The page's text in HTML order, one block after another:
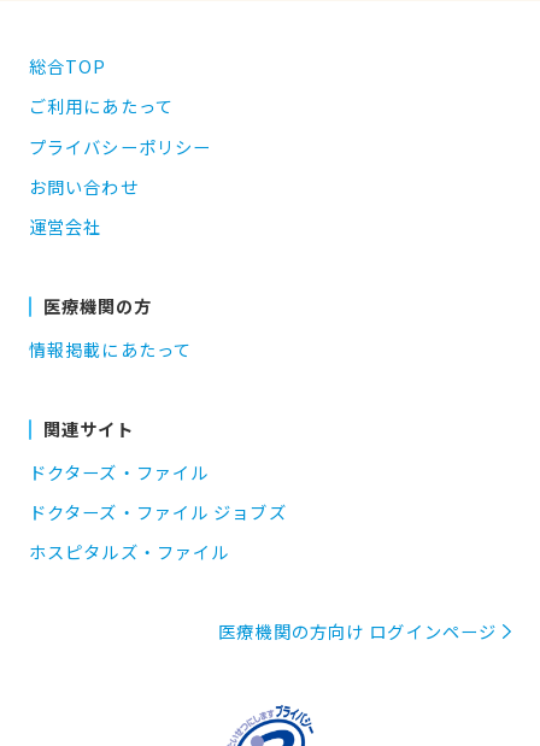
総合TOP
ご利用にあたって
プライバシーポリシー
お問い合わせ
運営会社
医療機関の方
情報掲載にあたって
関連サイト
ドクターズ・ファイル
ドクターズ・ファイル ジョブズ
ホスピタルズ・ファイル
医療機関の方向け ログインページ